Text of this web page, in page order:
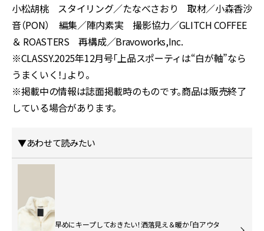
小松胡桃 スタイリング／たなべさおり 取材／小森香沙
音（PON） 編集／陣内素実 撮影協力／GLITCH COFFEE
＆ ROASTERS 再構成／Bravoworks,Inc.
※CLASSY.2025年12月号「上品スポーティは“白が軸”なら
うまくいく！」より。
※掲載中の情報は誌面掲載時のものです。商品は販売終了
している場合があります。
▼あわせて読みたい
早めにキープしておきたい！洒落見え＆暖か「白アウタ